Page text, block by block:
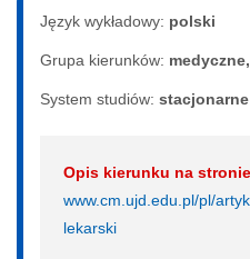
Język wykładowy: polski
Grupa kierunków:
System studiów: sta­cjo­nar­ne
Opis kierunku na
www.cm.ujd.edu.pl/pl/
lekarski